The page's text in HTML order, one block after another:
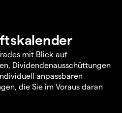
mit Blick auf
Dividendenausschüttungen
anpassbaren
die Sie im Voraus daran